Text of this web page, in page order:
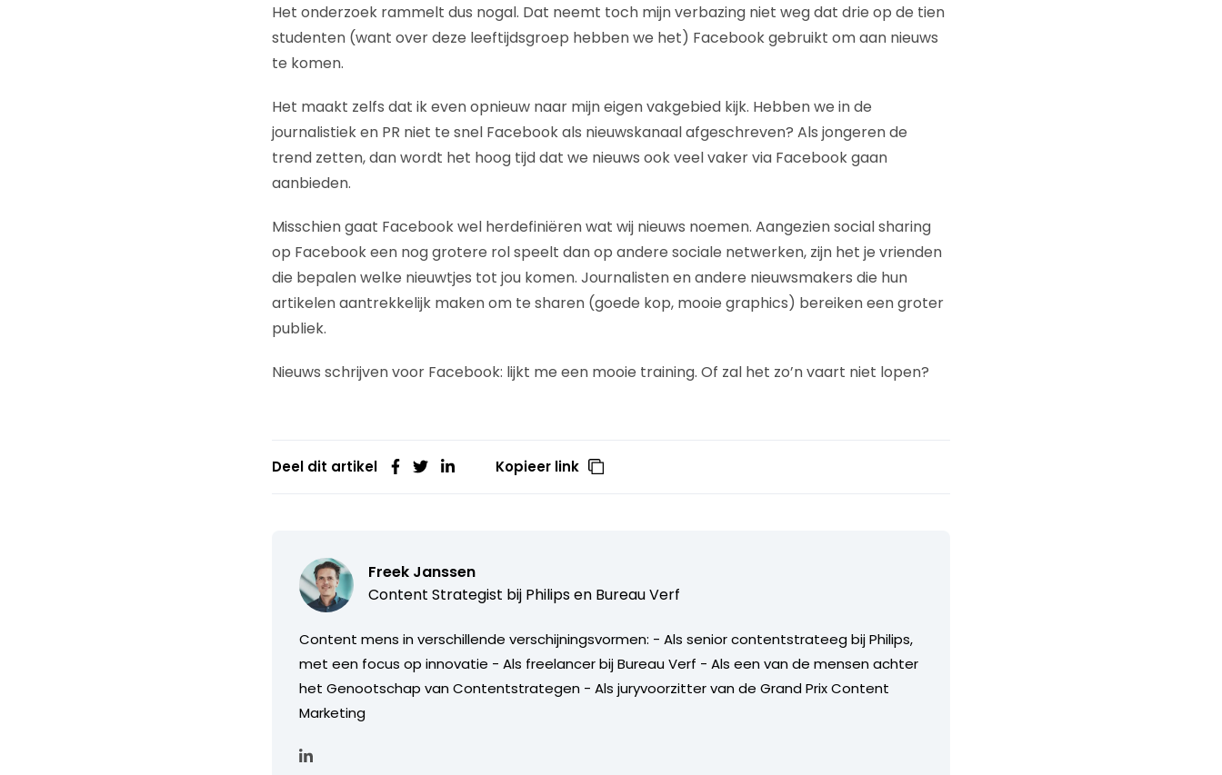
Het onderzoek rammelt dus nogal. Dat neemt toch mijn verbazing niet weg dat drie op de tien
studenten (want over deze leeftijdsgroep hebben we het) Facebook gebruikt om aan nieuws
te komen.
Het maakt zelfs dat ik even opnieuw naar mijn eigen vakgebied kijk. Hebben we in de
journalistiek en PR niet te snel Facebook als nieuwskanaal afgeschreven? Als jongeren de
trend zetten, dan wordt het hoog tijd dat we nieuws ook veel vaker via Facebook gaan
aanbieden.
Misschien gaat Facebook wel herdefiniëren wat wij nieuws noemen. Aangezien social sharing
op Facebook een nog grotere rol speelt dan op andere sociale netwerken, zijn het je vrienden
die bepalen welke nieuwtjes tot jou komen. Journalisten en andere nieuwsmakers die hun
artikelen aantrekkelijk maken om te sharen (goede kop, mooie graphics) bereiken een groter
publiek.
Nieuws schrijven voor Facebook: lijkt me een mooie training. Of zal het zo’n vaart niet lopen?
Deel dit artikel Kopieer link
Freek Janssen
Content Strategist bij Philips en Bureau Verf
Content mens in verschillende verschijningsvormen: - Als senior contentstrateeg bij Philips,
met een focus op innovatie - Als freelancer bij Bureau Verf - Als een van de mensen achter
het Genootschap van Contentstrategen - Als juryvoorzitter van de Grand Prix Content
Marketing